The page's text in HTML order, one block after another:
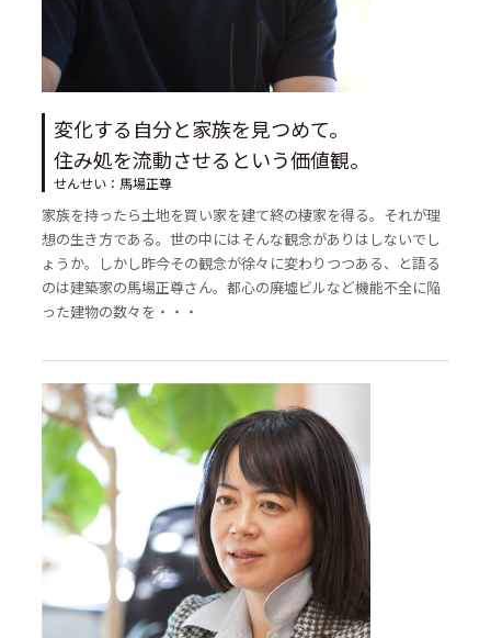
変化する自分と家族を見つめて。
住み処を流動させるという価値観。
せんせい：馬場正尊
家族を持ったら土地を買い家を建て終の棲家を得る。それが理
想の生き方である。世の中にはそんな観念がありはしないでし
ょうか。しかし昨今その観念が徐々に変わりつつある、と語る
のは建築家の馬場正尊さん。都心の廃墟ビルなど機能不全に陥
った建物の数々を・・・